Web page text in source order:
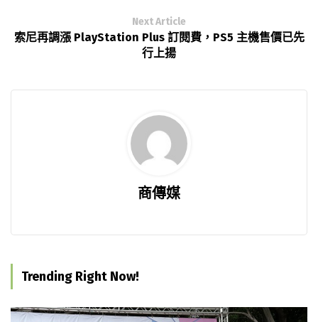
Next Article
索尼再調漲 PlayStation Plus 訂閱費，PS5 主機售價已先
行上揚
商傳媒
Trending Right Now!